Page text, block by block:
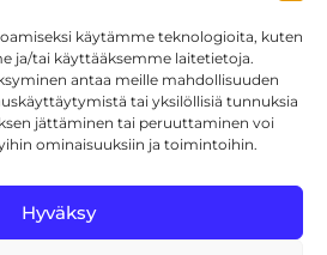
käytämme teknologioita, kuten
ja/tai käyttääksemme laitetietoja.
antaa meille mahdollisuuden
tai yksilöllisiä tunnuksia
jättäminen tai peruuttaminen voi
ominaisuuksiin ja toimintoihin.
Hyväksy